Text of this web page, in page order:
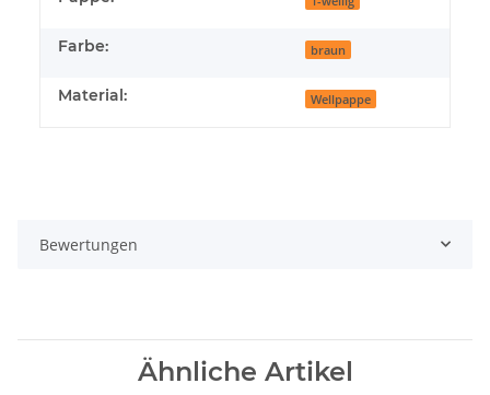
Farbe: braun
Material: Wellpappe
Bewertungen
Ähnliche Artikel